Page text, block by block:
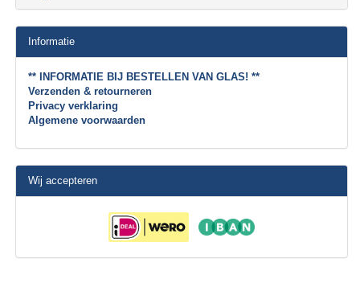
Informatie
** INFORMATIE BIJ BESTELLEN VAN GLAS! **
Verzenden & retourneren
Privacy verklaring
Algemene voorwaarden
Wij accepteren